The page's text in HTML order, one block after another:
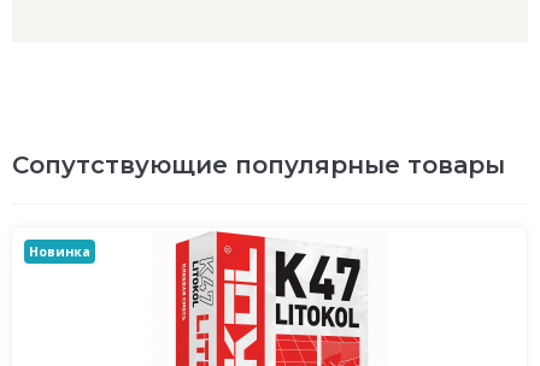
Сопутствующие популярные товары
Новинка